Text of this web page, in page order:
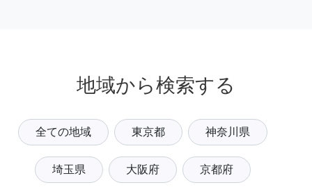
地域から検索する
全ての地域 東京都 神奈川県
埼玉県 大阪府 京都府